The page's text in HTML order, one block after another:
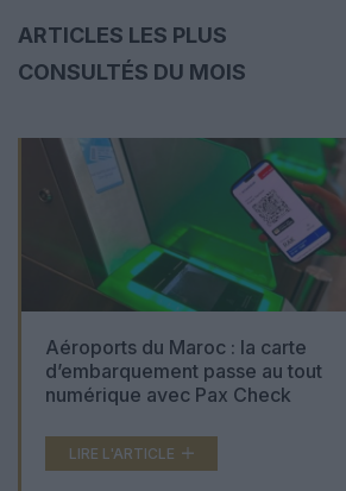
ARTICLES LES PLUS
CONSULTÉS DU MOIS
Aéroports du Maroc : la carte
d’embarquement passe au tout
numérique avec Pax Check
LIRE L'ARTICLE